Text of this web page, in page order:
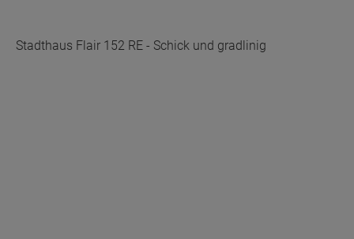
Stadthaus Flair 152 RE - Schick und gradlinig